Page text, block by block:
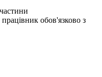
обов'язково з